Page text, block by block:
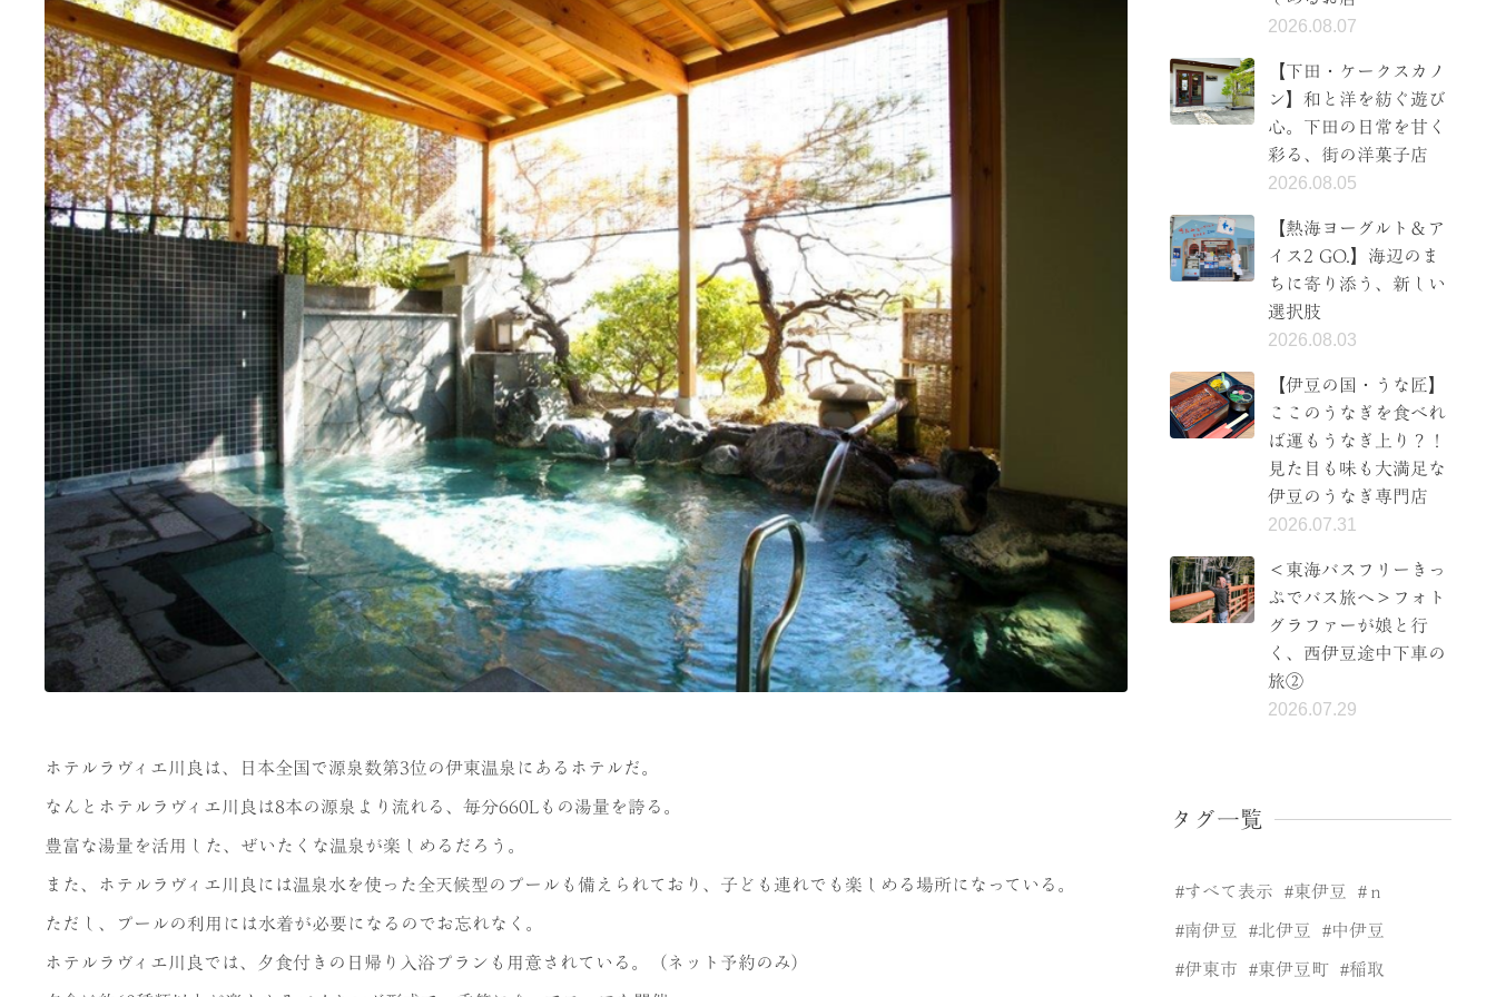
ホテルラヴィエ川良は、日本全国で源泉数第3位の伊東温泉にあるホテルだ。
なんとホテルラヴィエ川良は8本の源泉より流れる、毎分660Lもの湯量を誇る。
豊富な湯量を活用した、ぜいたくな温泉が楽しめるだろう。
また、ホテルラヴィエ川良には温泉水を使った全天候型のプールも備えられており、子ども連れでも楽しめる場所になっている。
ただし、プールの利用には水着が必要になるのでお忘れなく。
ホテルラヴィエ川良では、夕食付きの日帰り入浴プランも用意されている。（ネット予約のみ）
2026.08.07
【下田・ケークスカノ
ン】和と洋を紡ぐ遊び
心。下田の日常を甘く
彩る、街の洋菓子店
2026.08.05
【熱海ヨーグルト＆ア
イス2 GO.】海辺のま
ちに寄り添う、新しい
選択肢
2026.08.03
【伊豆の国・うな匠】
ここのうなぎを食べれ
ば運もうなぎ上り？！
見た目も味も大満足な
伊豆のうなぎ専門店
2026.07.31
＜東海バスフリーきっ
ぷでバス旅へ＞フォト
グラファーが娘と行
く、西伊豆途中下車の
旅②
2026.07.29
タグ一覧
すべて表示 東伊豆 ｎ
南伊豆 北伊豆 中伊豆
伊東市 東伊豆町 稲取